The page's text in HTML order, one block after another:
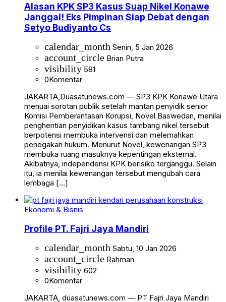
Alasan KPK SP3 Kasus Suap Nikel Konawe
Janggal! Eks Pimpinan Siap Debat dengan
Setyo Budiyanto Cs
calendar_month Senin, 5 Jan 2026
account_circle Brian Putra
visibility 581
0Komentar
JAKARTA,Duasatunews.com — SP3 KPK Konawe Utara
menuai sorotan publik setelah mantan penyidik senior
Komisi Pemberantasan Korupsi, Novel Baswedan, menilai
penghentian penyidikan kasus tambang nikel tersebut
berpotensi membuka intervensi dan melemahkan
penegakan hukum. Menurut Novel, kewenangan SP3
membuka ruang masuknya kepentingan eksternal.
Akibatnya, independensi KPK berisiko terganggu. Selain
itu, ia menilai kewenangan tersebut mengubah cara
lembaga […]
Ekonomi & Bisnis
Profile PT. Fajri Jaya Mandiri
calendar_month Sabtu, 10 Jan 2026
account_circle Rahman
visibility 602
0Komentar
JAKARTA, duasatunews.com — PT Fajri Jaya Mandiri